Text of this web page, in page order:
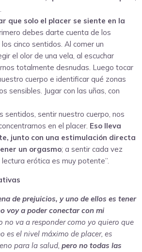
que solo el placer se siente en la
debes darte cuenta de los
cinco sentidos. Al comer un
el olor de una vela, al escuchar
totalmente desnudas. Luego tocar
cuerpo e identificar qué zonas
sensibles. Jugar con las uñas, con
sentidos, sentir nuestro cuerpo, nos
en el placer. Eso lleva
junto con una estimulación directa
un orgasmo; a sentir cada vez
lectura erótica es muy potente”.
de prejuicios, y uno de ellos es tener
voy a poder conectar con mi
no va a responder como yo quiero que
es el nivel máximo de placer, es
para la salud, pero no todas las